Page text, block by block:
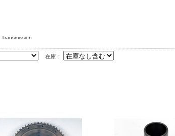
在庫：